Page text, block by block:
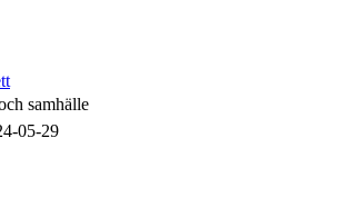
samhälle
05-29